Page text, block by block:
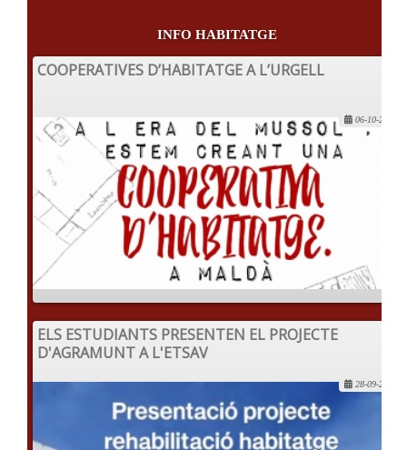
INFO HABITATGE
COOPERATIVES D’HABITATGE A L’URGELL
06-10-2022
ELS ESTUDIANTS PRESENTEN EL PROJECTE
D'AGRAMUNT A L'ETSAV
28-09-2022